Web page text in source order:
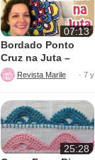
07:13
Bordado Ponto
Cruz na Juta –
Fácil de Fazer
· 7 y
25:28